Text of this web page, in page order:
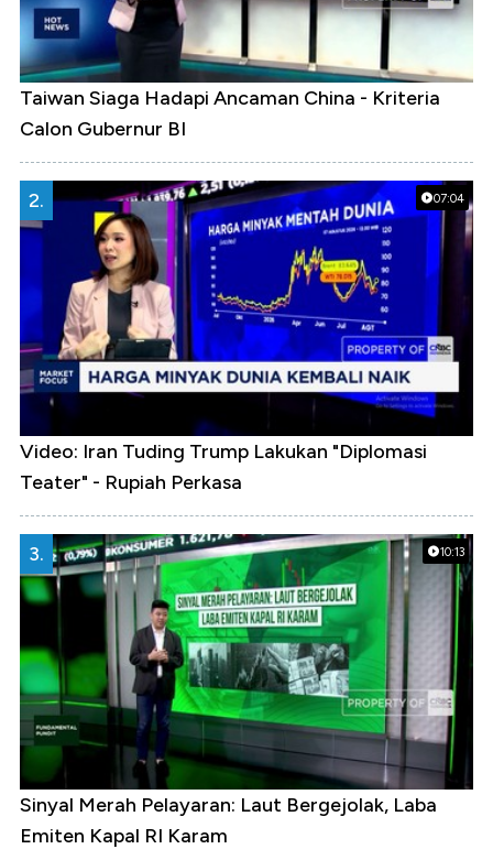
Taiwan Siaga Hadapi Ancaman China - Kriteria
Calon Gubernur BI
07:04
2.
Video: Iran Tuding Trump Lakukan "Diplomasi
Teater" - Rupiah Perkasa
10:13
3.
Sinyal Merah Pelayaran: Laut Bergejolak, Laba
Emiten Kapal RI Karam